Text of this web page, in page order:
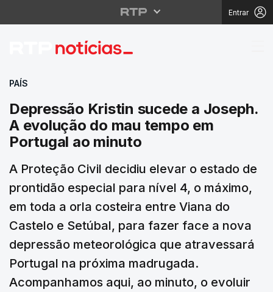
Entrar
Depressão Kristin
PAÍS
Depressão Kristin sucede a Joseph.
A evolução do mau tempo em
Portugal ao minuto
A Proteção Civil decidiu elevar o estado de
prontidão especial para nível 4, o máximo,
em toda a orla costeira entre Viana do
Castelo e Setúbal, para fazer face a nova
depressão meteorológica que atravessará
Portugal na próxima madrugada.
Acompanhamos aqui, ao minuto, o evoluir